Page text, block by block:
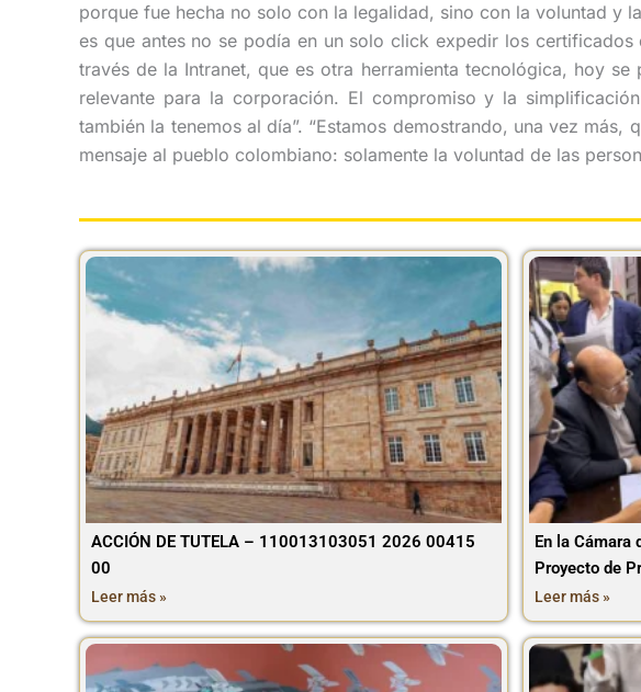
porque fue hecha no solo con la legalidad, sino con la voluntad y
es que antes no se podía en un solo click expedir los
través de la Intranet, que es otra herramienta tecnológica, hoy
relevante para la corporación. El compromiso y la
también la tenemos al día”. “Estamos demostrando, una vez
mensaje al pueblo colombiano: solamente la voluntad de las
ACCIÓN DE TUTELA – 110013103051 2026 00415
00
Leer más »
En la Cámara
Proyecto de
Leer más »